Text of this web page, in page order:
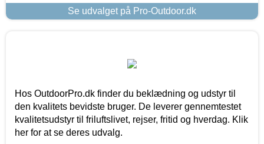
Se udvalget på Pro-Outdoor.dk
Hos OutdoorPro.dk finder du beklædning og udstyr til
den kvalitets bevidste bruger. De leverer gennemtestet
kvalitetsudstyr til friluftslivet, rejser, fritid og hverdag. Klik
her for at se deres udvalg.